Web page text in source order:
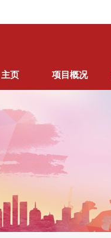
主页 项目概况